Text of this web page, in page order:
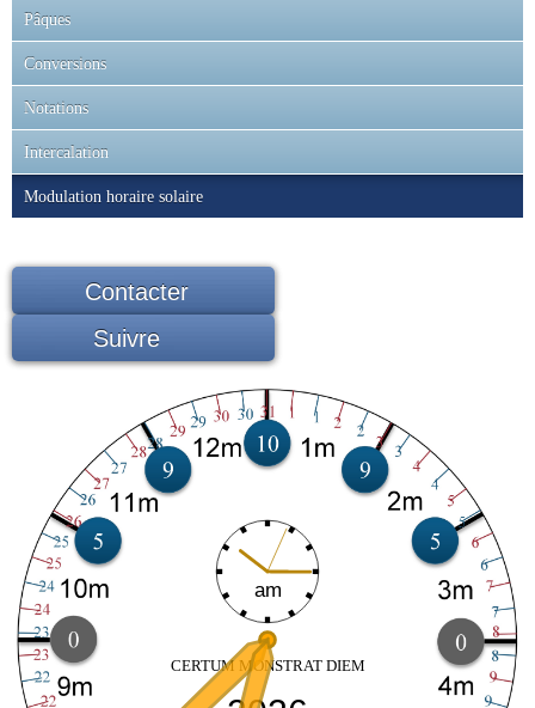
Pâques
Conversions
Notations
Intercalation
Modulation horaire solaire
Contacter
Suivre
CERTUM MONSTRAT DIEM
am